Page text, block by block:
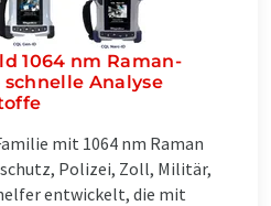
1064 nm Raman-
Analyse
mit 1064 nm Raman
Polizei, Zoll, Militär,
entwickelt, die mit